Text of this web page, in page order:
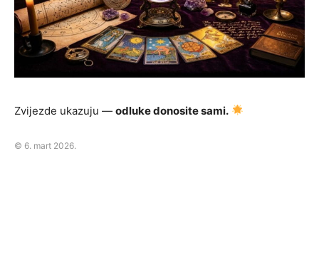
Zvijezde ukazuju — odluke donosite sami.
© 6. mart 2026.